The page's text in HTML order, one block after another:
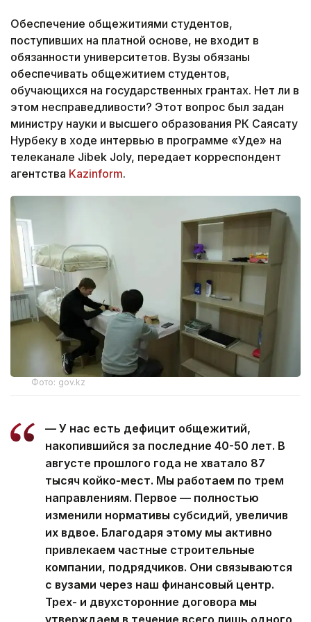
Обеспечение общежитиями студентов,
поступивших на платной основе, не входит в
обязанности университетов. Вузы обязаны
обеспечивать общежитием студентов,
обучающихся на государственных грантах. Нет ли в
этом несправедливости? Этот вопрос был задан
министру науки и высшего образования РК Саясату
Нурбеку в ходе интервью в программе «Уәде» на
телеканале Jibek Joly, передает корреспондент
агентства Kazinform.
Фото: gov.kz
— У нас есть дефицит общежитий,
накопившийся за последние 40-50 лет. В
августе прошлого года не хватало 87
тысяч койко-мест. Мы работаем по трем
направлениям. Первое — полностью
изменили нормативы субсидий, увеличив
их вдвое. Благодаря этому мы активно
привлекаем частные строительные
компании, подрядчиков. Они связываются
с вузами через наш финансовый центр.
Трех- и двухсторонние договора мы